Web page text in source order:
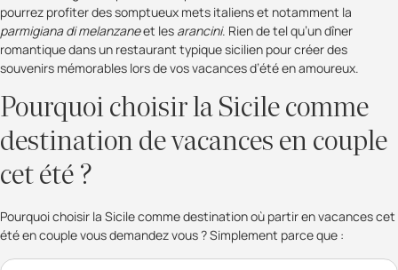
pourrez profiter des somptueux mets italiens et notamment la
parmigiana di melanzaneet les arancini. Rien de tel qu’un dîner
romantique dans un restaurant typique sicilien pour créer des
souvenirs mémorables lors de vos vacances d’été en amoureux.
Pourquoi choisir la Sicile comme
destination de vacances en couple
cet été ?
Pourquoi choisir la Sicile comme destination où partir en vacances cet
été en couple vous demandez vous ? Simplement parce que :